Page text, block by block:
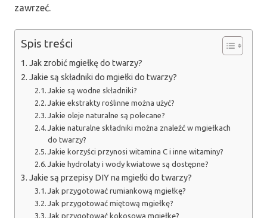
zawrzeć.
Spis treści
Jak zrobić mgiełkę do twarzy?
Jakie są składniki do mgiełki do twarzy?
Jakie są wodne składniki?
Jakie ekstrakty roślinne można użyć?
Jakie oleje naturalne są polecane?
Jakie naturalne składniki można znaleźć w mgiełkach
do twarzy?
Jakie korzyści przynosi witamina C i inne witaminy?
Jakie hydrolaty i wody kwiatowe są dostępne?
Jakie są przepisy DIY na mgiełki do twarzy?
Jak przygotować rumiankową mgiełkę?
Jak przygotować miętową mgiełkę?
Jak przygotować kokosową mgiełkę?